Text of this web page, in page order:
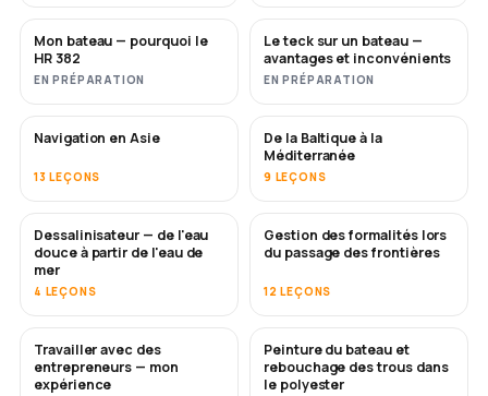
BIENTÔT
Mon bateau — pourquoi le
HR 382
EN PRÉPARATION
BIENTÔT
Le teck sur un bateau —
avantages et inconvénients
EN PRÉPARATION
BIENTÔT
Navigation en Asie
13 LEÇONS
BIENTÔT
De la Baltique à la
Méditerranée
9 LEÇONS
BIENTÔT
Dessalinisateur — de l'eau
douce à partir de l'eau de
mer
4 LEÇONS
Gestion des formalités lors
du passage des frontières
12 LEÇONS
BIENTÔT
Travailler avec des
entrepreneurs — mon
expérience
BIENTÔT
Peinture du bateau et
rebouchage des trous dans
le polyester